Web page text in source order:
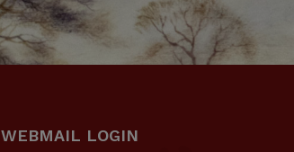
WEBMAIL LOGIN